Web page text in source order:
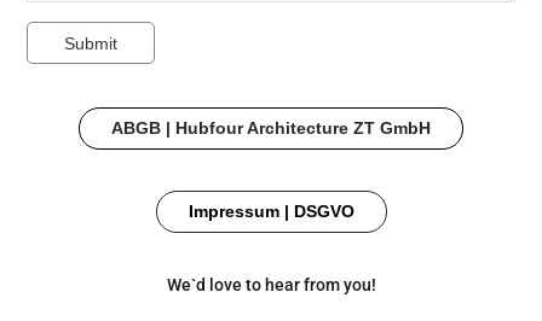
Submit
ABGB | Hubfour Architecture ZT GmbH
Impressum | DSGVO
We`d love to hear from you!